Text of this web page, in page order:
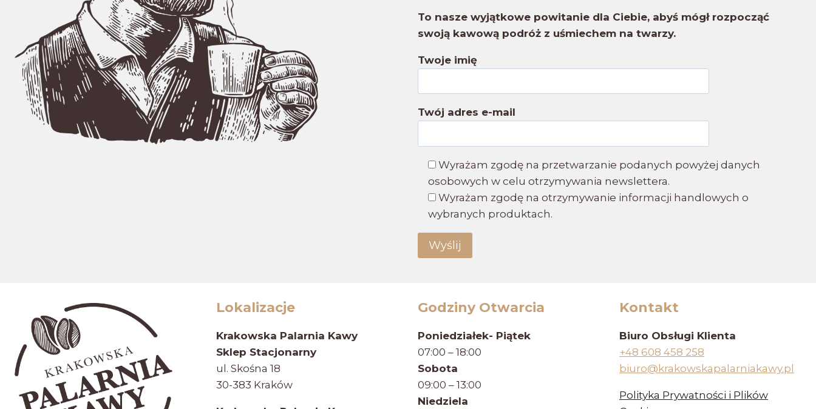
To nasze wyjątkowe powitanie dla Ciebie, abyś mógł rozpocząć
swoją kawową podróż z uśmiechem na twarzy.
Twoje imię
Twój adres e-mail
Wyrażam zgodę na przetwarzanie podanych powyżej danych
osobowych w celu otrzymywania newslettera.
Wyrażam zgodę na otrzymywanie informacji handlowych o
wybranych produktach.
Lokalizacje
Krakowska Palarnia Kawy
Sklep Stacjonarny
ul. Skośna 18
30-383 Kraków
Godziny Otwarcia
Poniedziałek- Piątek
07:00 – 18:00
Sobota
09:00 – 13:00
Niedziela
Kontakt
Biuro Obsługi Klienta
+48 608 458 258
biuro@krakowskapalarniakawy.pl
Polityka Prywatności i Plików